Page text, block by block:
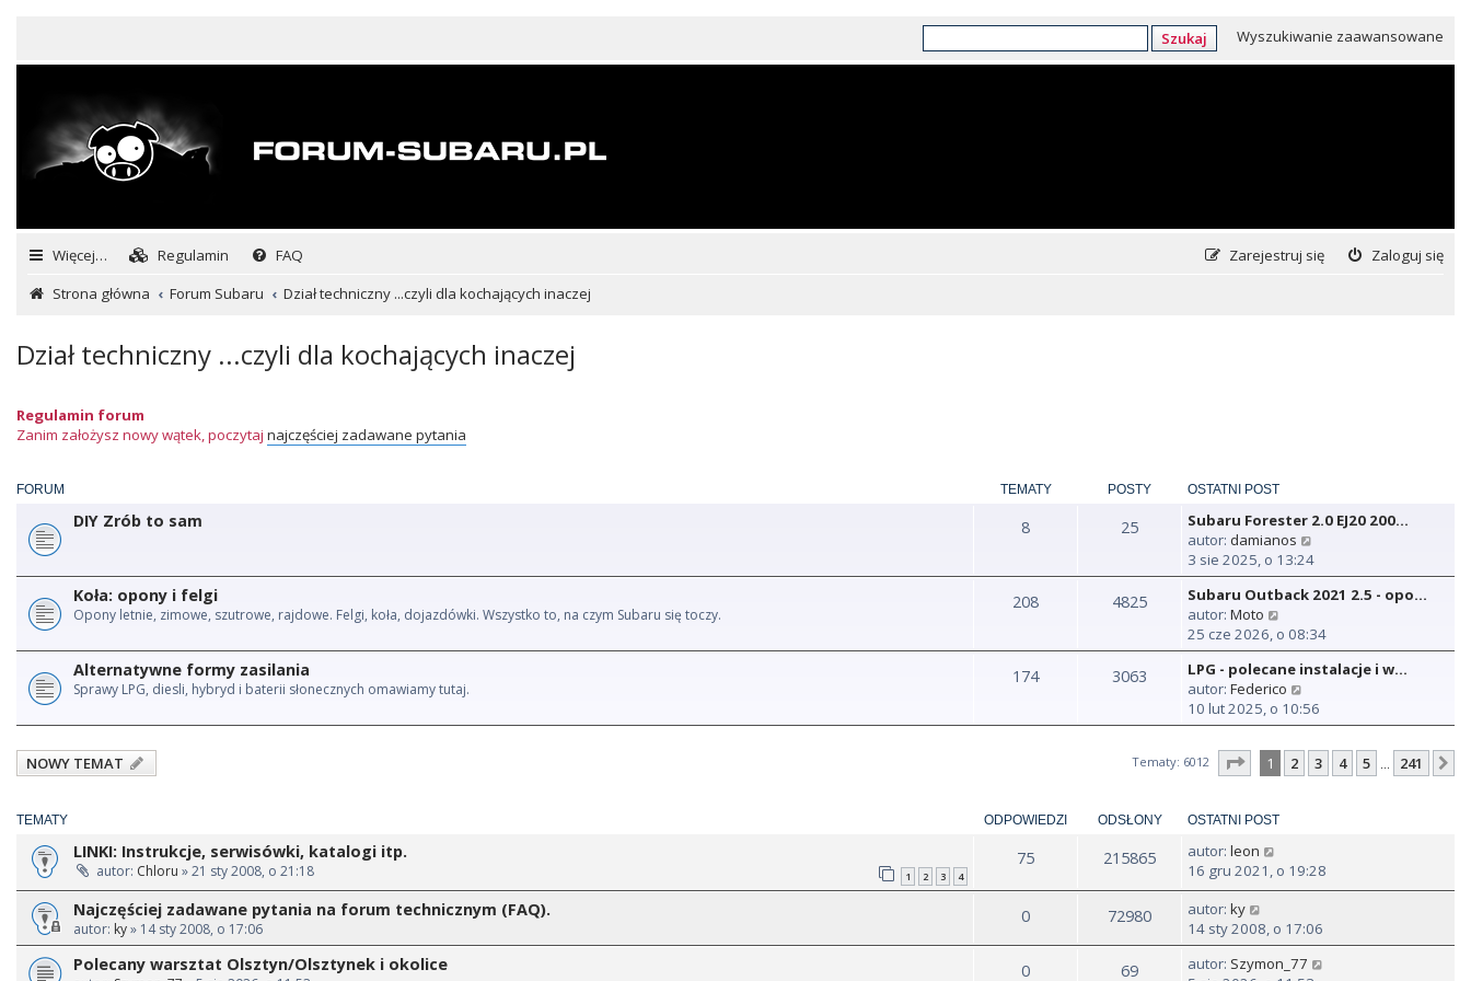
Szukaj Wyszukiwanie zaawansowane
Więcej… Regulamin FAQ Zaloguj się
Zarejestruj się
Strona główna
Forum Subaru Dział techniczny ...czyli dla kochających inaczej
Dział techniczny ...czyli dla kochających inaczej
Regulamin forum
Zanim założysz nowy wątek, poczytaj najczęściej zadawane pytania
FORUM TEMATY POSTY OSTATNI POST
DIY Zrób to sam 8 25
Subaru Forester 2.0 EJ20 200…
autor: damianos
y
ś
w
e
t
l
a
n
o
p
o
t
3 sie 2025, o 13:24
Koła: opony i felgi
Opony letnie, zimowe, szutrowe, rajdowe. Felgi, koła, dojazdówki. Wszystko to, na czym Subaru się toczy.
208 4825
Subaru Outback 2021 2.5 - opo…
autor: Moto
y
ś
w
i
e
t
l
n
w
s
y
p
o
25 cze 2026, o 08:34
Alternatywne formy zasilania
Sprawy LPG, diesli, hybryd i baterii słonecznych omawiamy tutaj.
174 3063
LPG - polecane instalacje i w…
autor: Federico
y
ś
w
a
o
w
s
10 lut 2025, o 10:56
NOWY TEMAT Tematy: 6012 Strona1 z241
1 2 3 4 5 241
TEMATY ODPOWIEDZI ODSŁONY OSTATNI POST
LINKI: Instrukcje, serwisówki, katalogi itp.
autor: Chloru » 21 sty 2008, o 21:18 1 2 3 4
75 215865 autor: leon
16 gru 2021, o 19:28
Najczęściej zadawane pytania na forum technicznym (FAQ).
autor: ky» 14 sty 2008, o 17:06
0 72980 autor: ky
14 sty 2008, o 17:06
Polecany warsztat Olsztyn/Olsztynek i okolice 0 69 autor: Szymon_77